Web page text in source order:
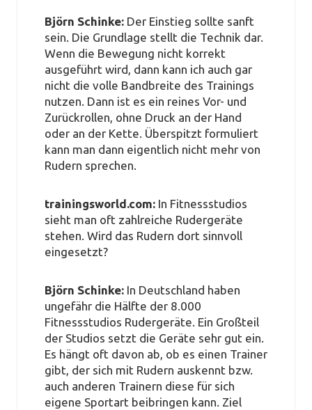
Björn Schinke: Der Einstieg sollte sanft
sein. Die Grundlage stellt die Technik dar.
Wenn die Bewegung nicht korrekt
ausgeführt wird, dann kann ich auch gar
nicht die volle Bandbreite des Trainings
nutzen. Dann ist es ein reines Vor- und
Zurückrollen, ohne Druck an der Hand
oder an der Kette. Überspitzt formuliert
kann man dann eigentlich nicht mehr von
Rudern sprechen.
trainingsworld.com: In Fitnessstudios
sieht man oft zahlreiche Rudergeräte
stehen. Wird das Rudern dort sinnvoll
eingesetzt?
Björn Schinke: In Deutschland haben
ungefähr die Hälfte der 8.000
Fitnessstudios Rudergeräte. Ein Großteil
der Studios setzt die Geräte sehr gut ein.
Es hängt oft davon ab, ob es einen Trainer
gibt, der sich mit Rudern auskennt bzw.
auch anderen Trainern diese für sich
eigene Sportart beibringen kann. Ziel